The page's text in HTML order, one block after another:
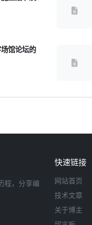
馆论坛的
程，分享编
快速链接
网站首页
技术文章
关于博主